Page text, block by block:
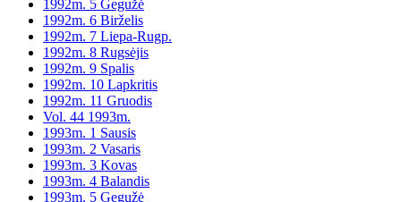
1992m. 5 Gegužė
1992m. 6 Birželis
1992m. 7 Liepa-Rugp.
1992m. 8 Rugsėjis
1992m. 9 Spalis
1992m. 10 Lapkritis
1992m. 11 Gruodis
Vol. 44 1993m.
1993m. 1 Sausis
1993m. 2 Vasaris
1993m. 3 Kovas
1993m. 4 Balandis
1993m. 5 Gegužė